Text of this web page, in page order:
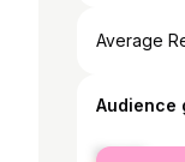
Average
Audience
female